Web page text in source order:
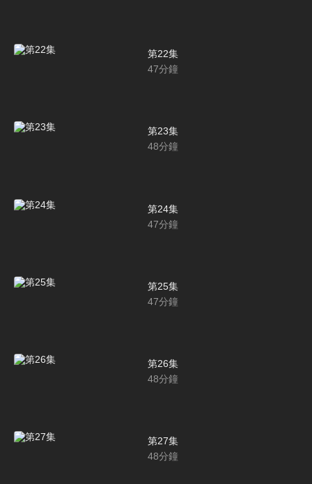
第22集
47分鐘
第23集
48分鐘
第24集
47分鐘
第25集
47分鐘
第26集
48分鐘
第27集
48分鐘